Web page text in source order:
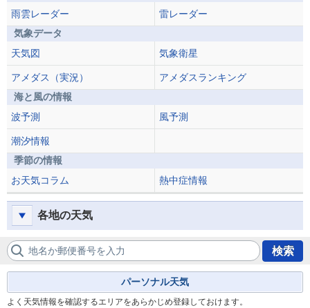
雨雲レーダー
雷レーダー
気象データ
天気図
気象衛星
アメダス（実況）
アメダスランキング
海と風の情報
波予測
風予測
潮汐情報
季節の情報
お天気コラム
熱中症情報
各地の天気
地名か郵便番号を入力 検索
パーソナル天気
よく天気情報を確認するエリアをあらかじめ登録しておけます。